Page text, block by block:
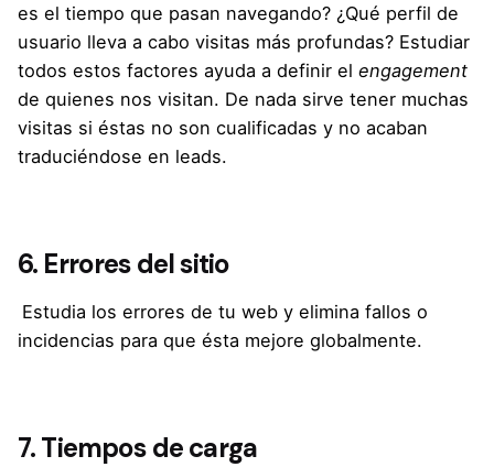
es el tiempo que pasan navegando? ¿Qué perfil de
usuario lleva a cabo visitas más profundas? Estudiar
todos estos factores ayuda a definir el engagement
de quienes nos visitan. De nada sirve tener muchas
visitas si éstas no son cualificadas y no acaban
traduciéndose en leads.
6. Errores del sitio
Estudia los errores de tu web y elimina fallos o
incidencias para que ésta mejore globalmente.
7. Tiempos de carga